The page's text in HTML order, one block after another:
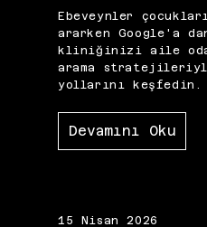
Ebeveynler
ararken Google'a
kliniğinizi aile
arama stratejileriyle
yollarını keşfedin.
Devamını Oku
15 Nisan 2026